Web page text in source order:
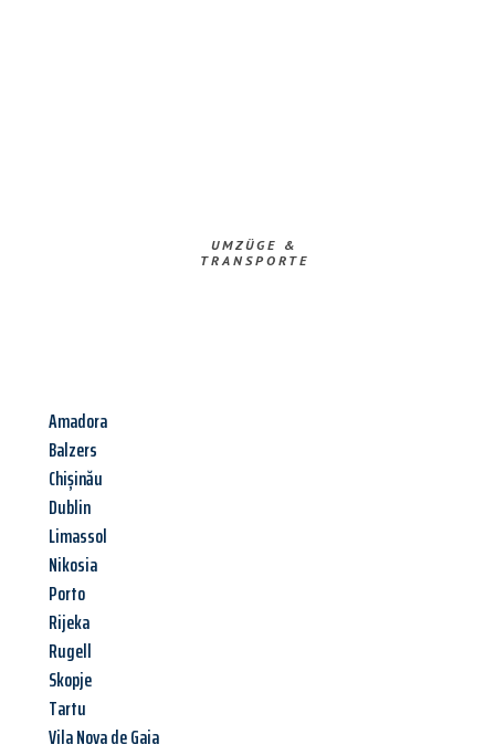
UMZÜGE &
TRANSPORTE
Amadora
Balzers
Chișinău
Dublin
Limassol
Nikosia
Porto
Rijeka
Rugell
Skopje
Tartu
Vila Nova de Gaia